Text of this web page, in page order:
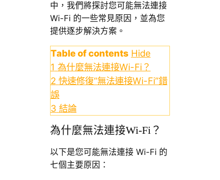
中，我們將探討您可能無法連接
Wi-Fi 的一些常見原因，並為您
提供逐步解決方案。
Table of contents Hide
1 為什麼無法連接Wi-Fi？
2 快速修復“無法連接Wi-Fi”錯
誤
3 結論
為什麼無法連接Wi-Fi？
以下是您可能無法連接 Wi-Fi 的
七個主要原因：